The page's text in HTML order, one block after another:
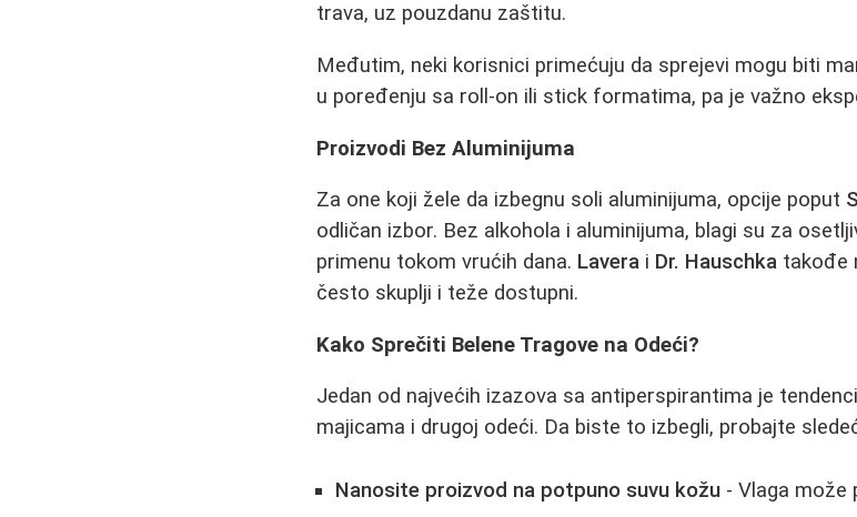
trava, uz pouzdanu zaštitu.
Međutim, neki korisnici primećuju da sprejevi mogu biti
u poređenju sa roll-on ili stick formatima, pa je važno
Proizvodi Bez Aluminijuma
Za one koji žele da izbegnu soli aluminijuma, opcije poput
odličan izbor. Bez alkohola i aluminijuma, blagi su za
primenu tokom vrućih dana. Lavera i Dr. Hauschka takođe
često skuplji i teže dostupni.
Kako Sprečiti Belene Tragove na Odeći?
Jedan od najvećih izazova sa antiperspirantima je
majicama i drugoj odeći. Da biste to izbegli, probajte
Nanosite proizvod na potpuno suvu kožu - Vlaga može